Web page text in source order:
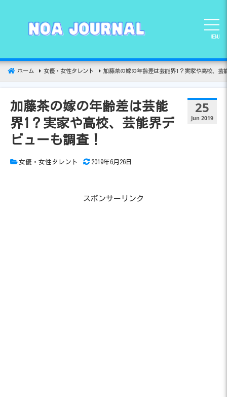
MENU
ホーム 女優・女性タレント 加藤茶の嫁の年齢差は芸能界1？実家や高校、芸
25
Jun 2019
加藤茶の嫁の年齢差は芸能
界1？実家や高校、芸能界デ
ビューも調査！
女優・女性タレント 2019年6月26日
スポンサーリンク